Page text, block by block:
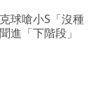
球嗆小S「沒種
「下階段」